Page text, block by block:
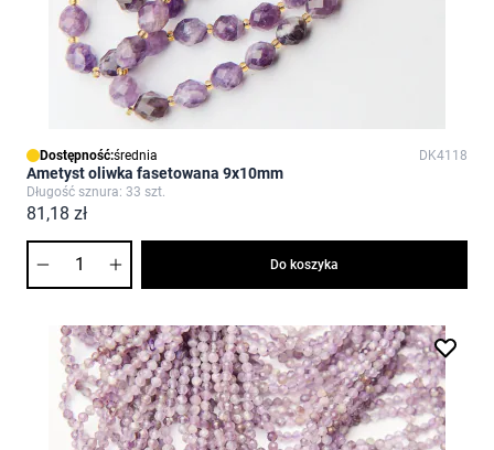
Dostępność:średnia DK4118
Ametyst oliwka fasetowana 9x10mm
Długość sznura: 33 szt.
81,18 zł
Do koszyka